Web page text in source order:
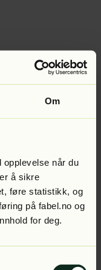
Om
opplevelse når du
å sikre
føre statistikk, og
på fabel.no og
for deg.